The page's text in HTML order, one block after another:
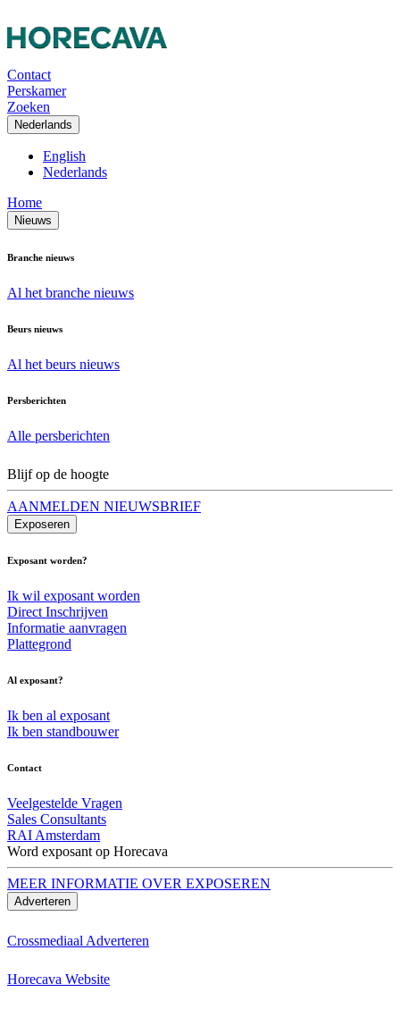
Contact
Perskamer
Zoeken
Nederlands
English
Nederlands
Home
Nieuws
Branche nieuws
Al het branche nieuws
Beurs nieuws
Al het beurs nieuws
Persberichten
Alle persberichten
Blijf op de hoogte
AANMELDEN NIEUWSBRIEF
Exposeren
Exposant worden?
Ik wil exposant worden
Direct Inschrijven
Informatie aanvragen
Plattegrond
Al exposant?
Ik ben al exposant
Ik ben standbouwer
Contact
Veelgestelde Vragen
Sales Consultants
RAI Amsterdam
Word exposant op Horecava
MEER INFORMATIE OVER EXPOSEREN
Adverteren
Crossmediaal Adverteren
Horecava Website